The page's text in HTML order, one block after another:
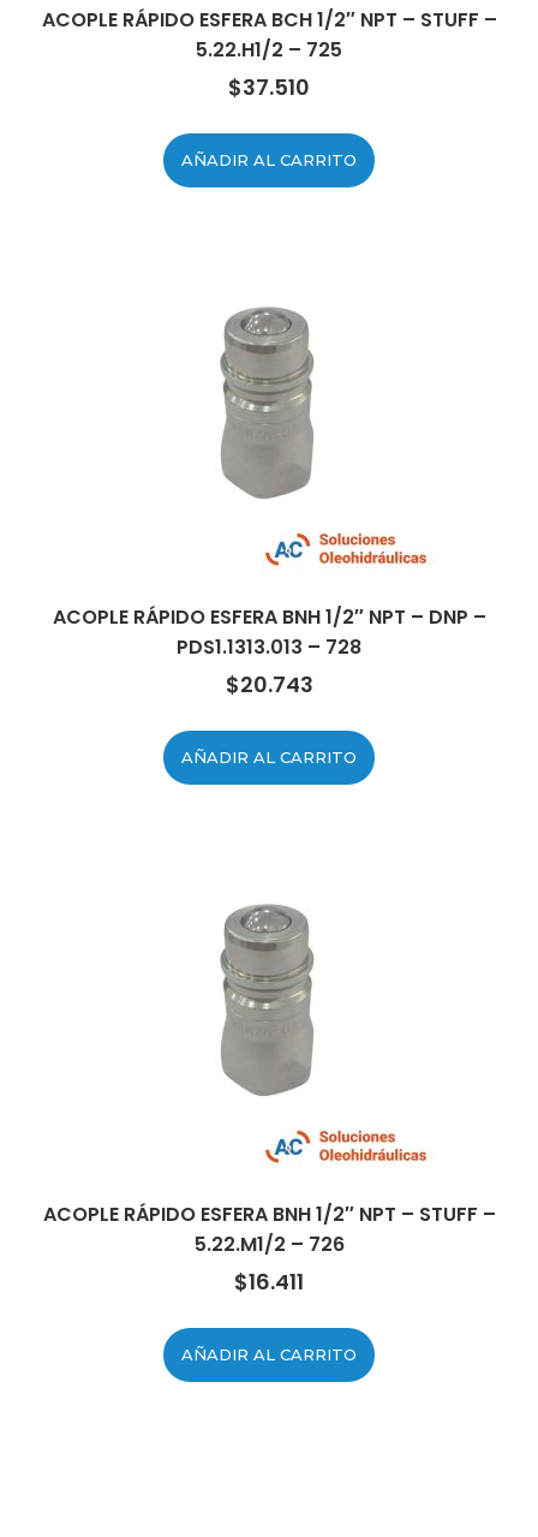
ACOPLE RÁPIDO ESFERA BCH 1/2″ NPT – STUFF –
5.22.H1/2 – 725
$37.510
AÑADIR AL CARRITO
ACOPLE RÁPIDO ESFERA BNH 1/2″ NPT – DNP –
PDS1.1313.013 – 728
$20.743
AÑADIR AL CARRITO
ACOPLE RÁPIDO ESFERA BNH 1/2″ NPT – STUFF –
5.22.M1/2 – 726
$16.411
AÑADIR AL CARRITO